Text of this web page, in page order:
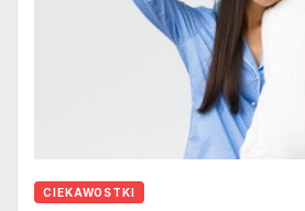
CIEKAWOSTKI